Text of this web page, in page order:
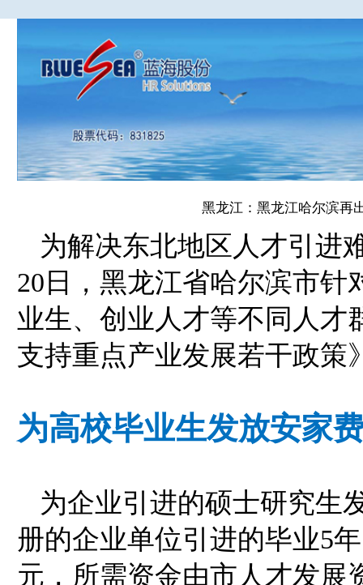
黑龙江：黑龙江哈尔滨再
为解决东北地区人才引进
20日，黑龙江省哈尔滨市
业生、创业人才等不同人才
支持重点产业发展若干政策
为高校毕业生发放安家
为企业引进的硕士研究生
册的企业单位引进的毕业5
元，所需资金由市人才发展